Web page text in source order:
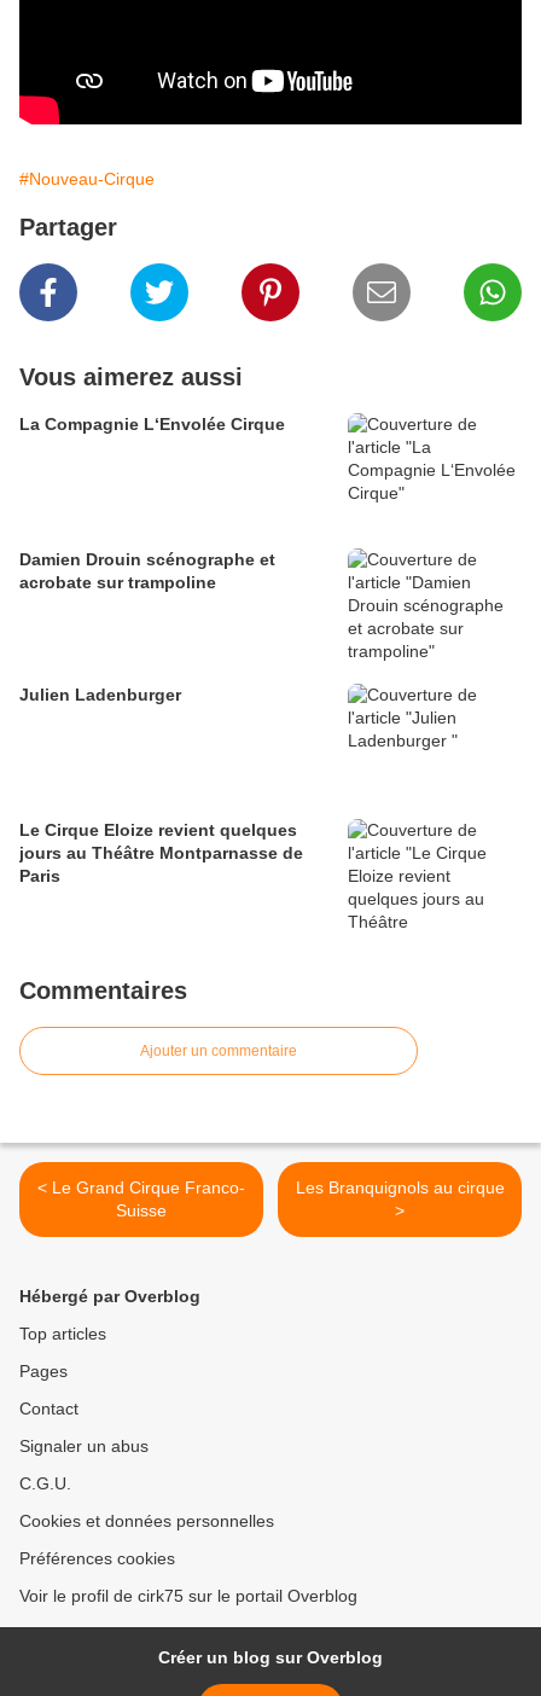
#Nouveau-Cirque
Partager
Vous aimerez aussi
La Compagnie L‘Envolée Cirque
Damien Drouin scénographe et
acrobate sur trampoline
Julien Ladenburger
Le Cirque Eloize revient quelques
jours au Théâtre Montparnasse de
Paris
Commentaires
Ajouter un commentaire
< Le Grand Cirque Franco-
Suisse
Les Branquignols au cirque
>
Hébergé par Overblog
Top articles
Pages
Contact
Signaler un abus
C.G.U.
Cookies et données personnelles
Préférences cookies
Voir le profil de cirk75 sur le portail Overblog
Créer un blog sur Overblog